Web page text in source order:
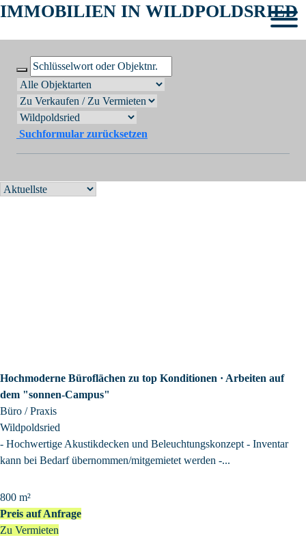
IMMOBILIEN IN WILDPOLDSRIED
Suchformular zurücksetzen
Hochmoderne Büroflächen zu top Konditionen · Arbeiten auf
dem "sonnen-Campus"
Büro / Praxis
Wildpoldsried
- Hochwertige Akustikdecken und Beleuchtungskonzept - Inventar
kann bei Bedarf übernommen/mitgemietet werden -...
800 m²
Preis auf Anfrage
Zu Vermieten